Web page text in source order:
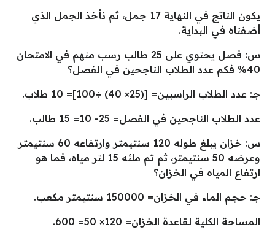
يكون الناتج في النهاية 17 جمل، ثم نأخذ الجمل الذي
أضفناه في البداية.
س: فصل يحتوي على 25 طالب رسب منهم في الامتحان
40% فكم عدد الطلاب الناجحين في الفصل؟
جـ: عدد الطلاب الراسبين= [(25× 40) ÷100]= 10 طلاب.
عدد الطلاب الناجحين في الفصل= 25- 10= 15 طالب.
س: خزان يبلغ طوله 120 سنتيمتر وارتفاعه 60 سنتيمتر
وعرضه 50 سنتيمتر، ثم تم ملئه 15 لتر مياه، فما هو
ارتفاع المياه في الخزان؟
جـ: حجم الماء في الخزان= 150000 سنتيمتر مكعب.
المساحة الكلية لقاعدة الخزان= 120× 50= 600.